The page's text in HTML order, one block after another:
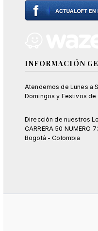
INFORMACIÓN
Atendemos de Lunes a
Domingos y Festivos de
Direcciòn de nuestros
CARRERA 50 NUMERO
Bogotá - Colombia